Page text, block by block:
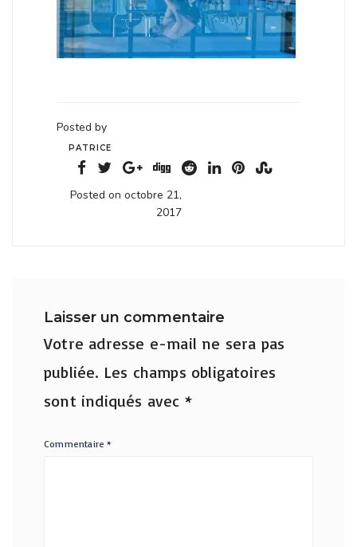
Posted by
PATRICE
Posted on octobre 21,
2017
Laisser un commentaire
Votre adresse e-mail ne sera pas
publiée. Les champs obligatoires
sont indiqués avec *
Commentaire*